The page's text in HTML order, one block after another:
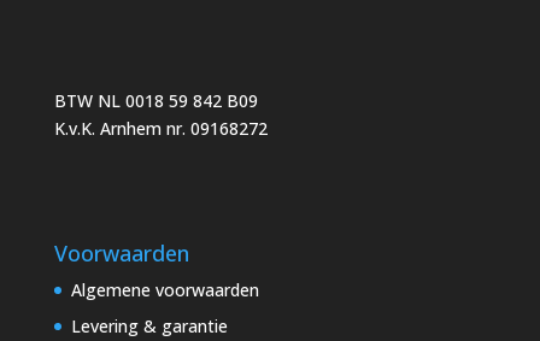
BTW NL 0018 59 842 B09
K.v.K. Arnhem nr. 09168272
Voorwaarden
Algemene voorwaarden
Levering & garantie